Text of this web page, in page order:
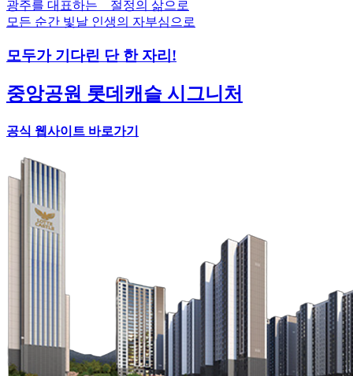
광주를 대표하는 _ 절정의 삶으로
모든 순간 빛날 인생의 자부심으로
모두가 기다린 단 한 자리!
중앙공원 롯데캐슬 시그니처
공식 웹사이트 바로가기